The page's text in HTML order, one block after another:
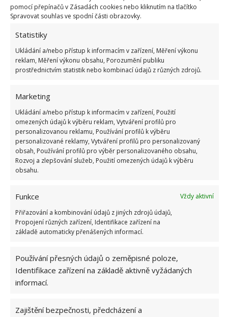
pomocí přepínačů v Zásadách cookies nebo kliknutím na tlačítko
Spravovat souhlas ve spodní části obrazovky.
Statistiky
Ukládání a/nebo přístup k informacím v zařízení, Měření výkonu
reklam, Měření výkonu obsahu, Porozumění publiku
prostřednictvím statistik nebo kombinací údajů z různých zdrojů.
Marketing
Ukládání a/nebo přístup k informacím v zařízení, Použití
omezených údajů k výběru reklam, Vytváření profilů pro
personalizovanou reklamu, Používání profilů k výběru
personalizované reklamy, Vytváření profilů pro personalizovaný
obsah, Používání profilů pro výběr personalizovaného obsahu,
Rozvoj a zlepšování služeb, Použití omezených údajů k výběru
obsahu.
Funkce
Vždy aktivní
Přiřazování a kombinování údajů z jiných zdrojů údajů,
Propojení různých zařízení, Identifikace zařízení na
základě automaticky přenášených informací.
Používání přesných údajů o zeměpisné poloze,
Identifikace zařízení na základě aktivně vyžádaných
informací.
Zajištění bezpečnosti, předcházení a
ČIŠTĚNÍ
ZÁCHOD
Přidejte svůj názor
Hana Musilová
redaktorky ji tak nadchla, že se